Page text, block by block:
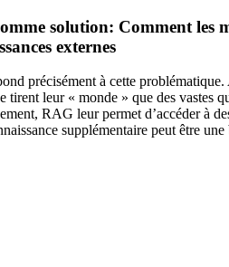
solution: Comment les
externes
précisément à cette
tirent leur « monde » que des vastes
RAG leur permet d’accéder à
supplémentaire peut être